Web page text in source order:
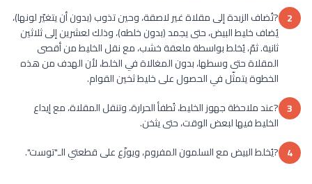
2 ?تُضاف الزبدة إلى مقلاة غير لاصقة، وحين تذوب (بدون أن يتغيّر لونها)،
يُضاف خليط البيض، حتى يجمد (بدون خلطه)، وذلك لعشرين إلى ثلاثين
ثانية. ثمّ، يُخلط بواسطة ملعقة خشب، مع نقل الخليط من أقصى
المقلاة حتى وسطها، بدون المغالاة في الخلط، لأن الهدف من هذه
الخطوة يتمثّل في الحصول على خليط ثخين القوام.
3 ?عند ملاحظة جهوز الخليط، تُطفأ الحرارة، وتنقل المقلاة، مع إيداع
الخليط فيها لبعض الوقت، حتى يثخن.
4 ?يُخلط البيض مع السلمون المفروم، ويوزّع على قطعتي الـ"توست".